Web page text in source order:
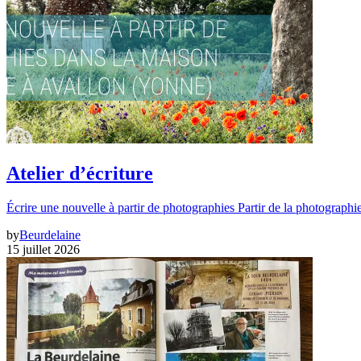
Atelier d’écriture
Écrire une nouvelle à partir de photographies Partir de la
byBeurdelaine
15 juillet 2026